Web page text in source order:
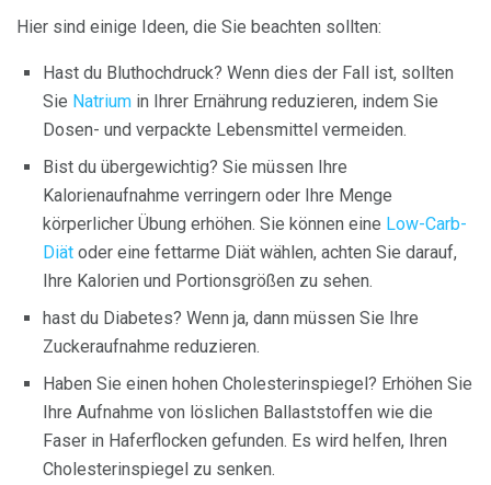
Hier sind einige Ideen, die Sie beachten sollten:
Hast du Bluthochdruck? Wenn dies der Fall ist, sollten
Sie Natrium in Ihrer Ernährung reduzieren, indem Sie
Dosen- und verpackte Lebensmittel vermeiden.
Bist du übergewichtig? Sie müssen Ihre
Kalorienaufnahme verringern oder Ihre Menge
körperlicher Übung erhöhen. Sie können eine Low-Carb-
Diät oder eine fettarme Diät wählen, achten Sie darauf,
Ihre Kalorien und Portionsgrößen zu sehen.
hast du Diabetes? Wenn ja, dann müssen Sie Ihre
Zuckeraufnahme reduzieren.
Haben Sie einen hohen Cholesterinspiegel? Erhöhen Sie
Ihre Aufnahme von löslichen Ballaststoffen wie die
Faser in Haferflocken gefunden. Es wird helfen, Ihren
Cholesterinspiegel zu senken.